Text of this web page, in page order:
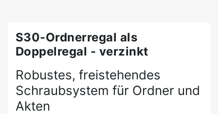
S30-Ordnerregal als
Doppelregal - verzinkt
Robustes, freistehendes
Schraubsystem für Ordner und
Akten